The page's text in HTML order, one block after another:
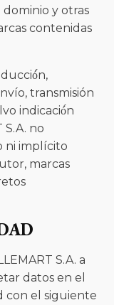
y otras
contenidas
transmisión
indicació́n
S.A. no
ni implícito
marcas
S.A. a
datos en el
con el siguiente